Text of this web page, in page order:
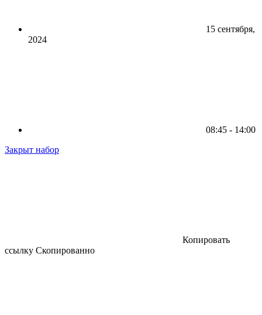
15 сентября,
2024
08:45 - 14:00
Закрыт набор
Копировать
ссылку Скопированно